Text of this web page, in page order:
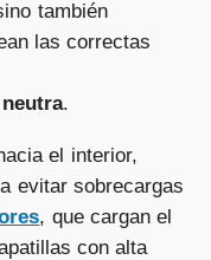
también
las correctas
neutra.
el interior,
evitar sobrecargas
, que cargan el
con alta